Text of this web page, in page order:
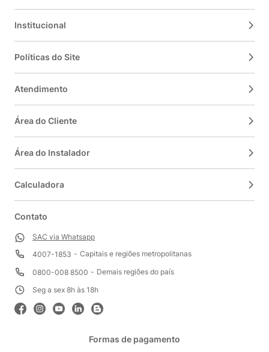
Institucional
Políticas do Site
Atendimento
Área do Cliente
Área do Instalador
Calculadora
Contato
SAC via Whatsapp
4007-1853
Capitais e regiões metropolitanas
0800-008 8500
Demais regiões do país
Seg a sex 8h às 18h
Formas de pagamento